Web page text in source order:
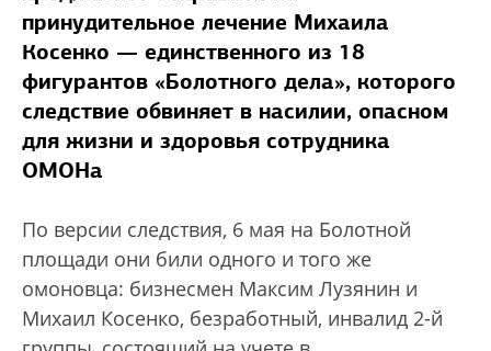
принудительное лечение Михаила
Косенко — единственного из 18
фигурантов «Болотного дела», которого
следствие обвиняет в насилии, опасном
для жизни и здоровья сотрудника
ОМОНа
По версии следствия, 6 мая на Болотной
площади они били одного и того же
омоновца: бизнесмен Максим Лузянин и
Михаил Косенко, безработный, инвалид 2-й